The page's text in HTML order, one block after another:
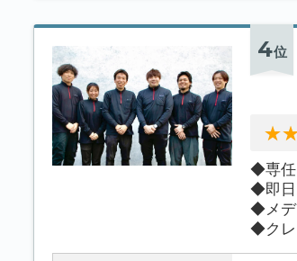
4位
◆専任
◆即日
◆メデ
◆クレ